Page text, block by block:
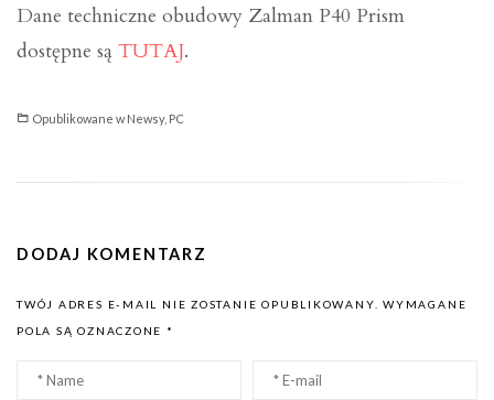
Dane techniczne obudowy Zalman P40 Prism
dostępne są TUTAJ.
Opublikowane wNewsy, PC
DODAJ KOMENTARZ
TWÓJ ADRES E-MAIL NIE ZOSTANIE OPUBLIKOWANY. WYMAGANE
POLA SĄ OZNACZONE *
Nazwa
Email